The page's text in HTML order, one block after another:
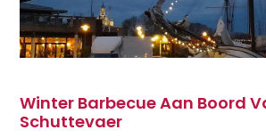
Winter Barbecue Aan Boord
Schuttevaer